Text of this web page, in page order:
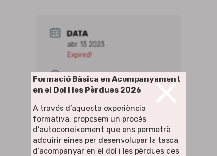
DATA
abr. 13 2023
Expired!
HORA
8:00 pm - 9:30 pm
LOCALITZACIÓ
Associació AVES
CATEGORIA
×
Formació Bàsica en Acompanyament
en el Dol i les Pèrdues 2026
A través d’aquesta experiència
formativa, proposem un procés
d’autoconeixement que ens permetrà
adquirir eines per desenvolupar la tasca
d’acompanyar en el dol i les pèrdues des